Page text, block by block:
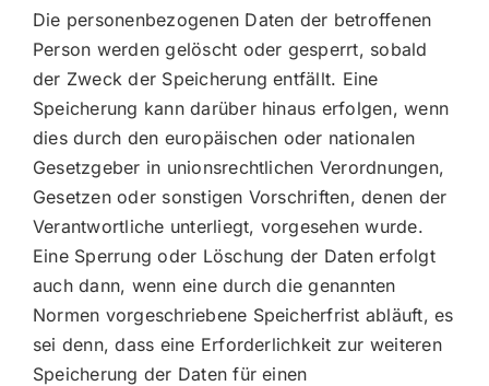
Die personenbezogenen Daten der betroffenen
Person werden gelöscht oder gesperrt, sobald
der Zweck der Speicherung entfällt. Eine
Speicherung kann darüber hinaus erfolgen, wenn
dies durch den europäischen oder nationalen
Gesetzgeber in unionsrechtlichen Verordnungen,
Gesetzen oder sonstigen Vorschriften, denen der
Verantwortliche unterliegt, vorgesehen wurde.
Eine Sperrung oder Löschung der Daten erfolgt
auch dann, wenn eine durch die genannten
Normen vorgeschriebene Speicherfrist abläuft, es
sei denn, dass eine Erforderlichkeit zur weiteren
Speicherung der Daten für einen